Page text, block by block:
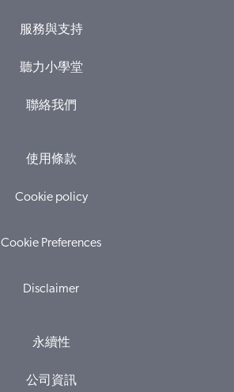
服務與支持
聽力小學堂
聯絡我們
使用條款
Cookie policy
Cookie Preferences
Disclaimer
永續性
公司資訊